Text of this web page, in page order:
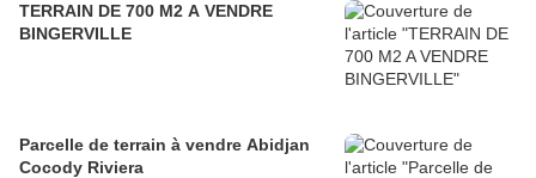
TERRAIN DE 700 M2 A VENDRE
BINGERVILLE
Parcelle de terrain à vendre Abidjan
Cocody Riviera